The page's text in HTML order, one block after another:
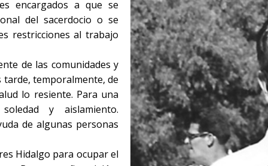
encargados a que se
del sacerdocio o se
restricciones al trabajo
de las comunidades y
tarde, temporalmente, de
lo resiente. Para una
y aislamiento.
de algunas personas
Hidalgo para ocupar el